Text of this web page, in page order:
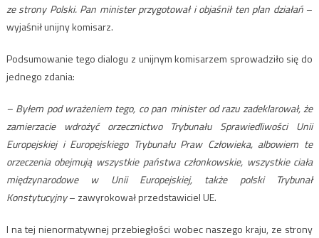
ze strony Polski. Pan minister przygotował i objaśnił ten plan działań –
wyjaśnił unijny komisarz.
Podsumowanie tego dialogu z unijnym komisarzem sprowadziło się do
jednego zdania:
– Byłem pod wrażeniem tego, co pan minister od razu zadeklarował, że
zamierzacie wdrożyć orzecznictwo Trybunału Sprawiedliwości Unii
Europejskiej i Europejskiego Trybunału Praw Człowieka, albowiem te
orzeczenia obejmują wszystkie państwa członkowskie, wszystkie ciała
międzynarodowe w Unii Europejskiej, także polski Trybunał
Konstytucyjny– zawyrokował przedstawiciel UE.
I na tej nienormatywnej przebiegłości wobec naszego kraju, ze strony